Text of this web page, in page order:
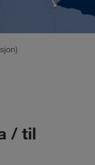
/ til